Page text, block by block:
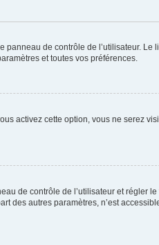
de contrôle de l’utilisateur. Le
et toutes vos préférences.
activez cette option, vous ne serez
de contrôle de l’utilisateur et régler
des autres paramètres, n’est